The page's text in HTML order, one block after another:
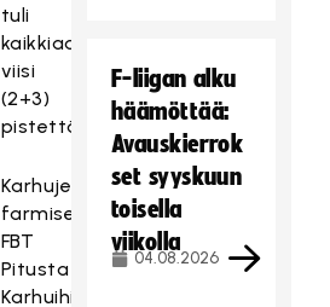
tuli
kaikkiaan
viisi
(2+3)
pistettä.
Karhujen
farmiseura
FBT
Pitusta
Karhuihin
F-liigan alku
häämöttää:
Avauskierrok
set syyskuun
toisella
viikolla
04.08.2026